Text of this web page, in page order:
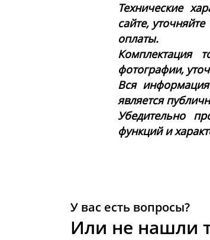
Технические
сайте,
оплаты.
Комплектация
фотографии,
Вся
является
Убедительно
функций и
У вас есть вопросы?
Или не нашли